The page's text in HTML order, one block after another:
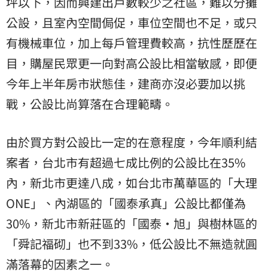
公設，且室內空間侷促，車位空間也不足，或只
有機械車位，加上每戶管理費較高，抗性歷歷在
目，購屋民眾更一向對高公設比相當敏感，即便
今年上半年房市狀態佳，建商亦沒必要加以挑
戰，公設比尚算落在合理範疇。
由於買方對公設比一定的在意程度，今年順利結
案者，台北市有超過七成比例的公設比在35%
內，新北市更達八成，如台北市萬華區的「大理
ONE」、內湖區的「國泰承真」公設比都僅為
30% ，新北市新莊區的「國泰‧旭」與樹林區的
「舜記福砌」也不到33%，低公設比不無造就圓
滿落幕的因素之一。